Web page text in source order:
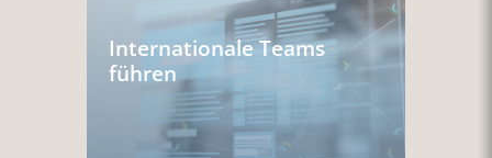
Internationale Teams
führen